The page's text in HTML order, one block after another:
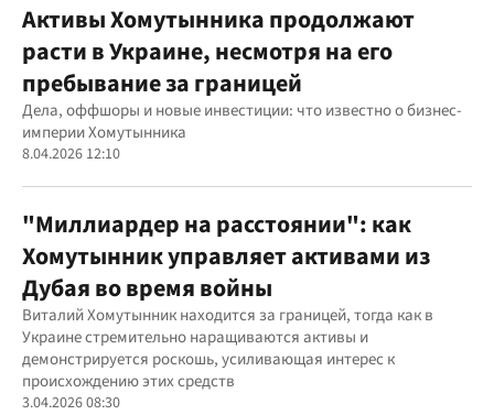
Активы Хомутынника продолжают
расти в Украине, несмотря на его
пребывание за границей
Дела, оффшоры и новые инвестиции: что известно о бизнес-
империи Хомутынника
8.04.2026 12:10
"Миллиардер на расстоянии": как
Хомутынник управляет активами из
Дубая во время войны
Виталий Хомутынник находится за границей, тогда как в
Украине стремительно наращиваются активы и
демонстрируется роскошь, усиливающая интерес к
происхождению этих средств
3.04.2026 08:30